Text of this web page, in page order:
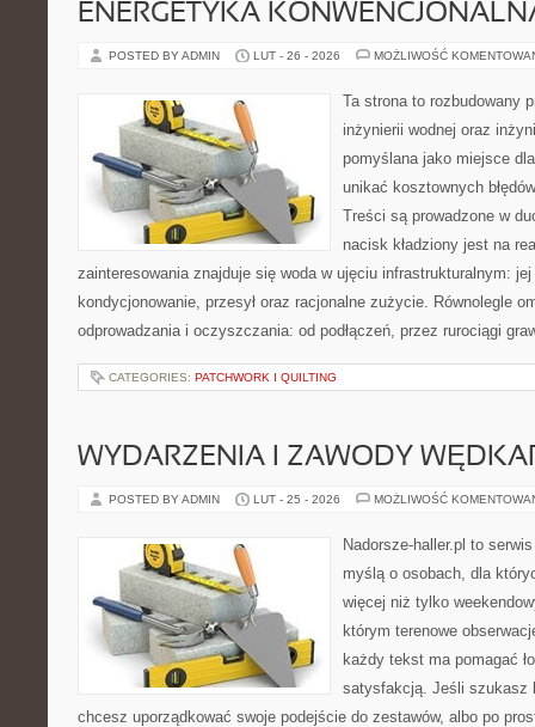
ENERGETYKA
POSTED BY ADMIN LUT - 26 - 2026 MOŻLIWOŚĆ
Ta strona to rozbudowany
inżynierii wodnej oraz
pomyślana jako miejsce
unikać kosztownych
Treści są prowadzone w
nacisk kładziony jest na
zainteresowania znajduje się woda w ujęciu infrastrukturalnym:
kondycjonowanie, przesył oraz racjonalne zużycie. Równolegle
odprowadzania i oczyszczania: od podłączeń, przez rurociągi
CATEGORIES: PATCHWORK I QUILTING
WYDARZENIA I ZAWODY
POSTED BY ADMIN LUT - 25 - 2026 MOŻLIWOŚĆ
Nadorsze-haller.pl to
myślą o osobach, dla
więcej niż tylko
którym terenowe
każdy tekst ma pomagać
satysfakcją. Jeśli szukasz
chcesz uporządkować swoje podejście do zestawów, albo po